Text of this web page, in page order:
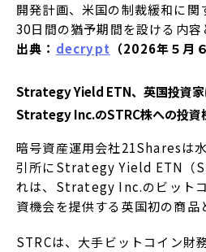
開発計画、米国の制裁緩和に関
30日間の猶予期間を設ける内容
出典： decrypt （2026年５月
Strategy Yield ETN、英国投資家
Strategy Inc.のSTRC株への投資
暗号資産運用会社21Sharesは
引所にStrategy Yield ETN（
れは、Strategy Inc.のビット
資機会を提供する英国初の商品
​​STRCは、大手ビットコイン